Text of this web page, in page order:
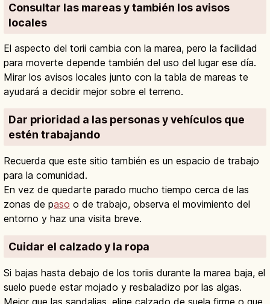
Consultar las mareas y también los avisos
locales
El aspecto del torii cambia con la marea, pero la facilidad
para moverte depende también del uso del lugar ese día.
Mirar los avisos locales junto con la tabla de mareas te
ayudará a decidir mejor sobre el terreno.
Dar prioridad a las personas y vehículos que
estén trabajando
Recuerda que este sitio también es un espacio de trabajo
para la comunidad.
En vez de quedarte parado mucho tiempo cerca de las
zonas de paso o de trabajo, observa el movimiento del
entorno y haz una visita breve.
Cuidar el calzado y la ropa
Si bajas hasta debajo de los toriis durante la marea baja, el
suelo puede estar mojado y resbaladizo por las algas.
Mejor que las sandalias, elige calzado de suela firme o que